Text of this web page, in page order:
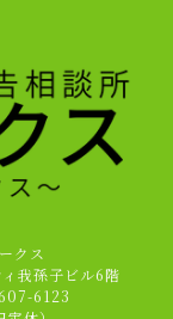
クス
我孫子ビル6階
6123